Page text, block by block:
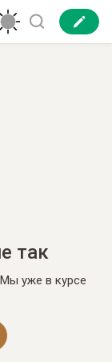
так
уже в курсе